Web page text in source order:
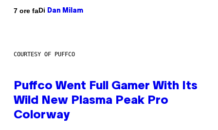
7 ore faDi Dan Milam
COURTESY OF PUFFCO
Puffco Went Full Gamer With Its
Wild New Plasma Peak Pro
Colorway